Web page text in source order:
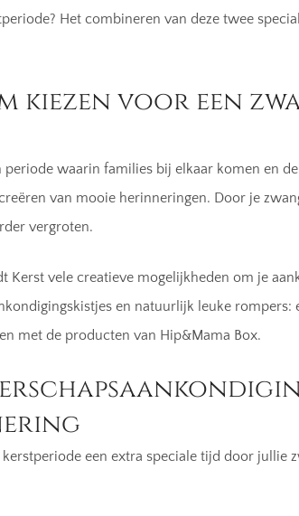
Het combineren van deze twee
kiezen voor een
periode waarin families bij elkaar komen en
van mooie herinneringen. Door je
vergroten.
Kerst vele creatieve mogelijkheden om je
en natuurlijk leuke
met de producten van Hip&Mama Box.
kerstperiode een extra speciale tijd door jullie